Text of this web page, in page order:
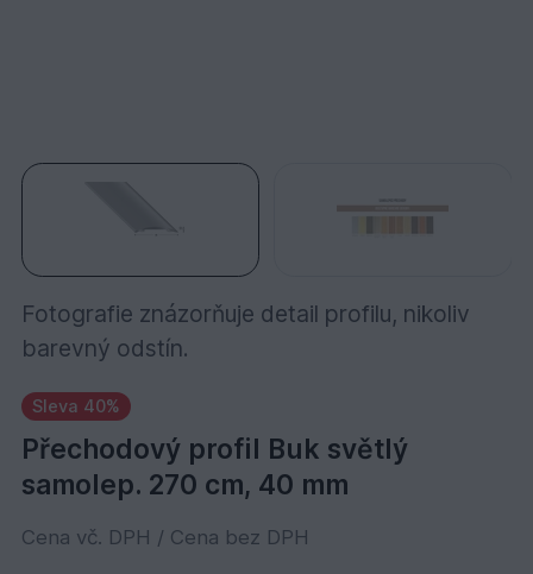
Fotografie znázorňuje detail profilu, nikoliv
barevný odstín.
Sleva 40%
Přechodový profil Buk světlý
samolep. 270 cm, 40 mm
Cena vč. DPH / Cena bez DPH